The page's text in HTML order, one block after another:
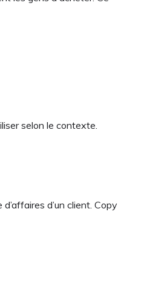
selon le contexte.
d’un client. Copy